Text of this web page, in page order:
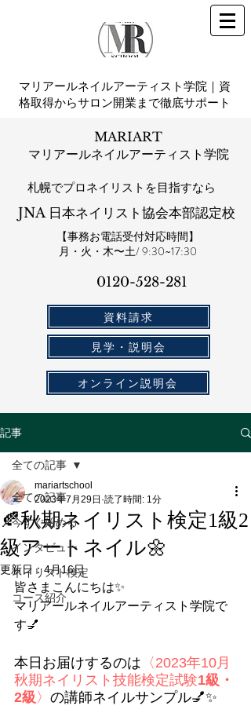
マリアールネイルアーティスト学院｜資
格取得からサロン開業まで徹底サポート
MARIART
マリアールネイルアーティスト学院
札幌​でプロネイリストを目指すなら
JNA 日本ネイリスト協会本部認定校
【事務お電話受付対応時間】
​月・火・木〜土/ 9:30~17:30
0120-528-281​
資料請求
見学・説明会
オンライン説明会
記事
全ての記事
今すぐ始める
インタビュー
ネイリスト検定
コース紹介
全ての記事
🍂秋期ネイリスト検定1級2
級アートネイル🌼
mariartschool
2023年7月29日 読了時間: 1分
更新日：4月16日
皆さまこんにちは✨
マリアールネイルアーティスト学院で
す💅
本日お届けするのは 〈2023年10月
秋期ネイリスト技能検定試験1級・
2級 〉 の講師ネイルサンプル💅✨